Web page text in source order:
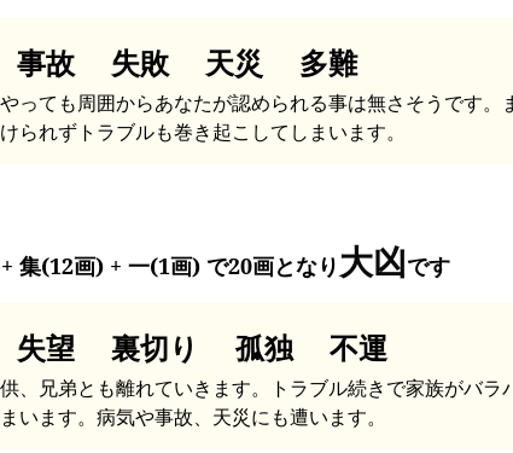
事故 失敗 天災 多難
っても周囲からあなたが認められる事は無さそうです。
られずトラブルも巻き起こしてしまいます。
集(12画) + 一(1画) で20画となり 大凶です
失望 裏切り 孤独 不運
、兄弟とも離れていきます。トラブル続きで家族がバラ
います。病気や事故、天災にも遭います。